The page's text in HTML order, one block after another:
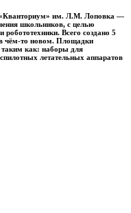
им. Л.М. Лоповка —
школьников, с целью
робототехники. Всего создано 5
чём-то новом. Площадки
как: наборы для
летательных аппаратов